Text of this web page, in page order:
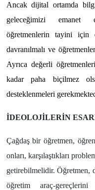
Ancak dijital ortamda
geleceğimizi emanet
öğretmenlerin tayini için
davranılmalı ve
Ayrıca değerli
kadar paha biçilmez
desteklenmeleri
İDEOLOJİLERİN
Çağdaş bir öğretmen,
onları, karşılaştıkları
getirebilmelidir. Öğretmen,
öğretim araç-